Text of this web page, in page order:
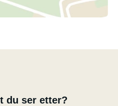
du ser etter?